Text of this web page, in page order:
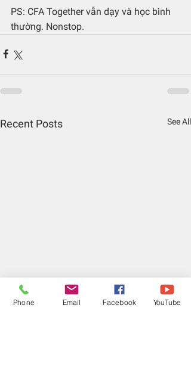
PS: CFA Together vẫn dạy và học bình
thường. Nonstop.
Recent Posts See All
Phone Email Facebook YouTube